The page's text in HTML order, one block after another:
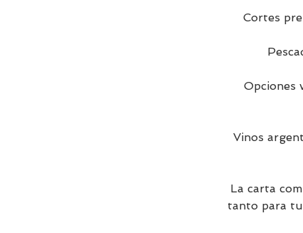
Cortes
Opciones
Vinos
La carta
tanto para